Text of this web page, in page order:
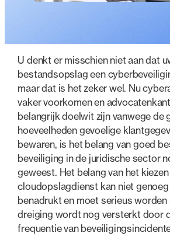
U denkt er misschien niet aan dat
bestandsopslag een
maar dat is het zeker wel. Nu
vaker voorkomen en
belangrijk doelwit zijn vanwege de
hoeveelheden gevoelige
bewaren, is het belang van goed
beveiliging in de juridische sector
geweest. Het belang van het
cloudopslagdienst kan niet
benadrukt en moet serieus worden
dreiging wordt nog versterkt door
frequentie van